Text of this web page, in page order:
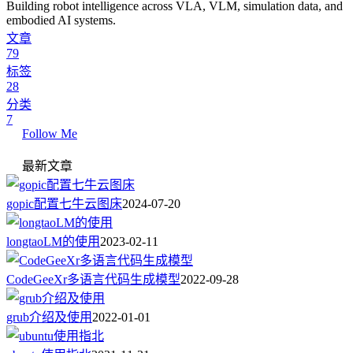
Building robot intelligence across VLA, VLM, simulation data, and
embodied AI systems.
文章
79
标签
28
分类
7
Follow Me
最新文章
gopic配置七牛云图床2024-07-20
longtaoLM的使用 2023-02-11
CodeGeeXr多语言代码生成模型2022-09-28
grub介绍及使用 2022-01-01